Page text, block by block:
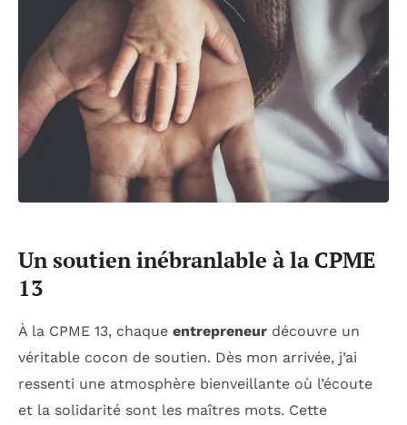
Un soutien inébranlable à la CPME
13
À la CPME 13, chaque entrepreneur découvre un
véritable cocon de soutien. Dès mon arrivée, j’ai
ressenti une atmosphère bienveillante où l’écoute
et la solidarité sont les maîtres mots. Cette